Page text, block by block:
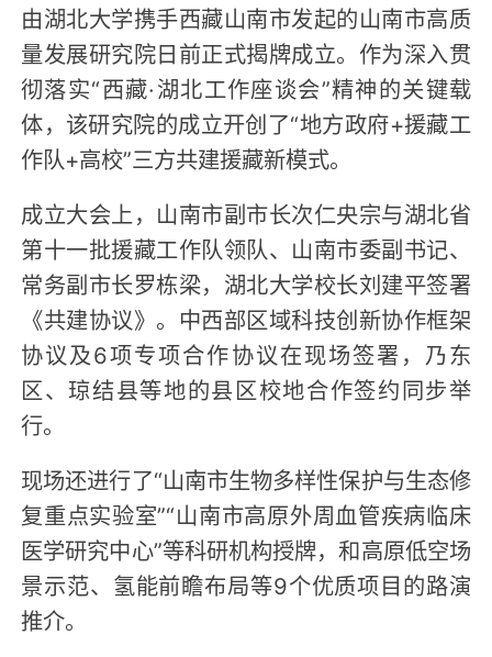
由湖北大学携手西藏山南市发起的山南市高质
量发展研究院日前正式揭牌成立。作为深入贯
彻落实“西藏·湖北工作座谈会”精神的关键载
体，该研究院的成立开创了“地方政府+援藏工
作队+高校”三方共建援藏新模式。
成立大会上，山南市副市长次仁央宗与湖北省
第十一批援藏工作队领队、山南市委副书记、
常务副市长罗栋梁，湖北大学校长刘建平签署
《共建协议》。中西部区域科技创新协作框架
协议及6项专项合作协议在现场签署，乃东
区、琼结县等地的县区校地合作签约同步举
行。
现场还进行了“山南市生物多样性保护与生态修
复重点实验室”“山南市高原外周血管疾病临床
医学研究中心”等科研机构授牌，和高原低空场
景示范、氢能前瞻布局等9个优质项目的路演
推介。